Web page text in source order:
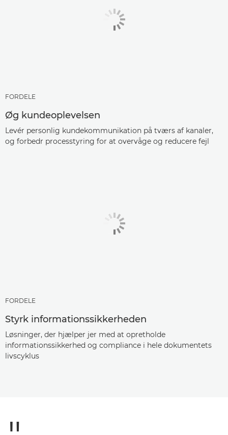
FORDELE
Øg kundeoplevelsen
Levér personlig kundekommunikation på tværs af kanaler,
og forbedr processtyring for at overvåge og reducere fejl
FORDELE
Styrk informationssikkerheden
Løsninger, der hjælper jer med at opretholde
informationssikkerhed og compliance i hele dokumentets
livscyklus